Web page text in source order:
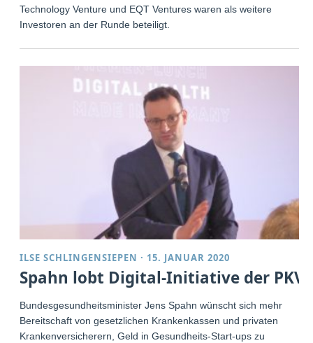
Technology Venture und EQT Ventures waren als weitere
Investoren an der Runde beteiligt.
ILSE SCHLINGENSIEPEN · 15. JANUAR 2020
Spahn lobt Digital-Initiative der PKV
Bundesgesundheitsminister Jens Spahn wünscht sich mehr
Bereitschaft von gesetzlichen Krankenkassen und privaten
Krankenversicherern, Geld in Gesundheits-Start-ups zu